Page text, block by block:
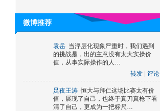
微博推荐
袁岳 当浮层化现象严重时，我们遇到
的挑战是，出的主意没有太大实操价
值，从事实际操作的人…
转发
评论
足夜王涛 恒大与拜仁这场比赛太有价
值，展现了自己，也终于真刀真枪下看
清了自己，更成为一把标尺…